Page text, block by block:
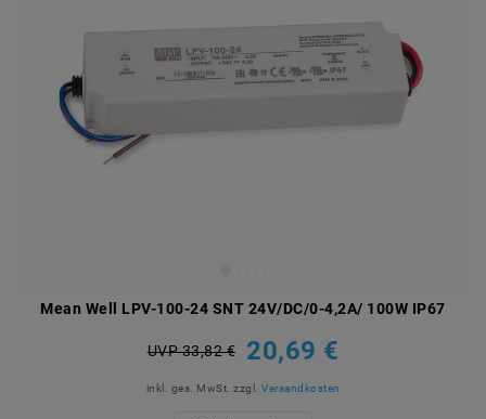
Mean Well LPV-100-24 SNT 24V/DC/0-4,2A/ 100W IP67
UVP 33,82 € 20,69 €
inkl. ges. MwSt. zzgl. Versandkosten